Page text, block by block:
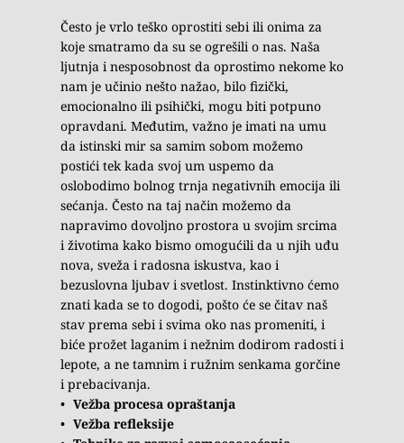
Često je vrlo teško oprostiti sebi ili onima za
koje smatramo da su se ogrešili o nas. Naša
ljutnja i nesposobnost da oprostimo nekome ko
nam je učinio nešto nažao, bilo fizički,
emocionalno ili psihički, mogu biti potpuno
opravdani. Međutim, važno je imati na umu
da istinski mir sa samim sobom možemo
postići tek kada svoj um uspemo da
oslobodimo bolnog trnja negativnih emocija ili
sećanja. Često na taj način možemo da
napravimo dovoljno prostora u svojim srcima
i životima kako bismo omogućili da u njih uđu
nova, sveža i radosna iskustva, kao i
bezuslovna ljubav i svetlost. Instinktivno ćemo
znati kada se to dogodi, pošto će se čitav naš
stav prema sebi i svima oko nas promeniti, i
biće prožet laganim i nežnim dodirom radosti i
lepote, a ne tamnim i ružnim senkama gorčine
i prebacivanja.
Vežba procesa opraštanja
Vežba refleksije